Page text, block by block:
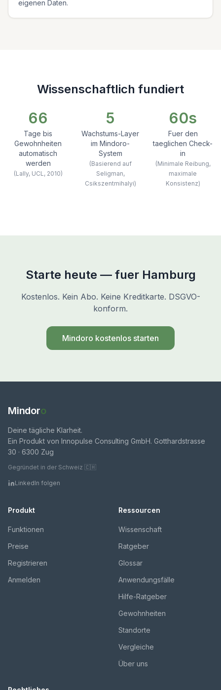
eigenen Daten.
Wissenschaftlich fundiert
66
Tage bis
Gewohnheiten
automatisch
werden
(Lally, UCL, 2010)
5
Wachstums-Layer
im Mindoro-
System
(Basierend auf
Seligman,
Csikszentmihalyi)
60s
Fuer den
taeglichen Check-
in
(Minimale Reibung,
maximale
Konsistenz)
Starte heute — fuer Hamburg
Kostenlos. Kein Abo. Keine Kreditkarte. DSGVO-
konform.
Mindoro kostenlos starten
Mindoro
Deine tägliche Klarheit.
Ein Produkt von Innopulse Consulting GmbH. Gotthardstrasse
30 · 6300 Zug
Gegründet in der Schweiz 🇨🇭
LinkedIn folgen
Produkt
Funktionen
Preise
Registrieren
Anmelden
Ressourcen
Wissenschaft
Ratgeber
Glossar
Anwendungsfälle
Hilfe-Ratgeber
Gewohnheiten
Standorte
Vergleiche
Über uns